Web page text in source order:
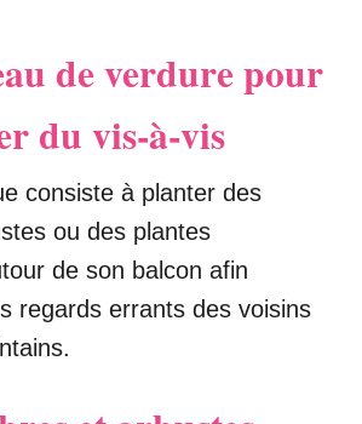
de verdure pour
du vis-à-vis
consiste à planter des
ou des plantes
de son balcon afin
regards errants des voisins